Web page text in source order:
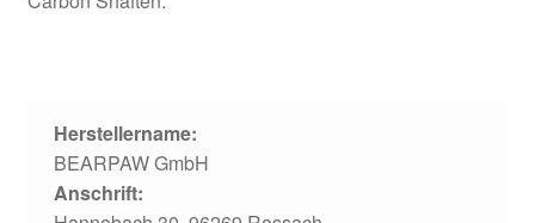
Herstellername:
BEARPAW GmbH
Anschrift: